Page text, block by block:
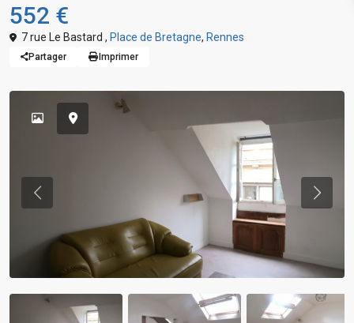
552 €
7 rue Le Bastard , Place de Bretagne, Rennes
Partager Imprimer
Previous